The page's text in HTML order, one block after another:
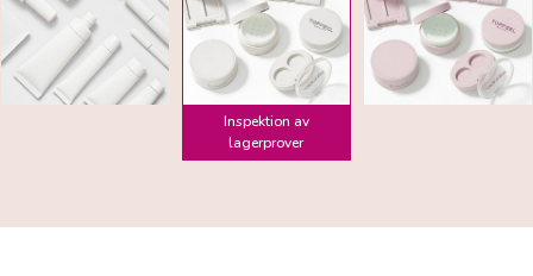
Inspektion av
lagerprover